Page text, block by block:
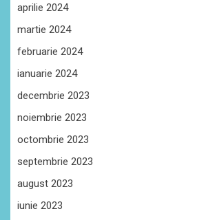
aprilie 2024
martie 2024
februarie 2024
ianuarie 2024
decembrie 2023
noiembrie 2023
octombrie 2023
septembrie 2023
august 2023
iunie 2023